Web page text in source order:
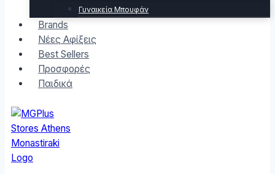
Γυναικεία Μπουφάν
Brands
Νέες Αφίξεις
Best Sellers
Προσφορές
Παιδικά